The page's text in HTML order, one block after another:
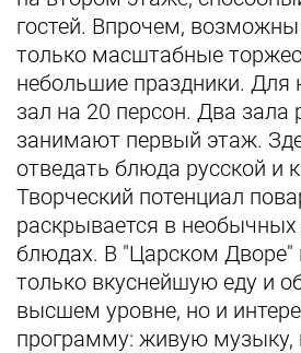
гостей. Впрочем,
только масштабные
небольшие праздники. Для
зал на 20 персон. Два зала
занимают первый этаж.
отведать блюда русской и
Творческий потенциал
раскрывается в необычных
блюдах. В "Царском Дворе"
только вкуснейшую еду и
высшем уровне, но и
программу: живую музыку,